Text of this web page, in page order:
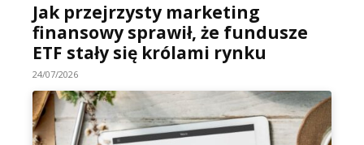
Jak przejrzysty marketing
finansowy sprawił, że fundusze
ETF stały się królami rynku
24/07/2026